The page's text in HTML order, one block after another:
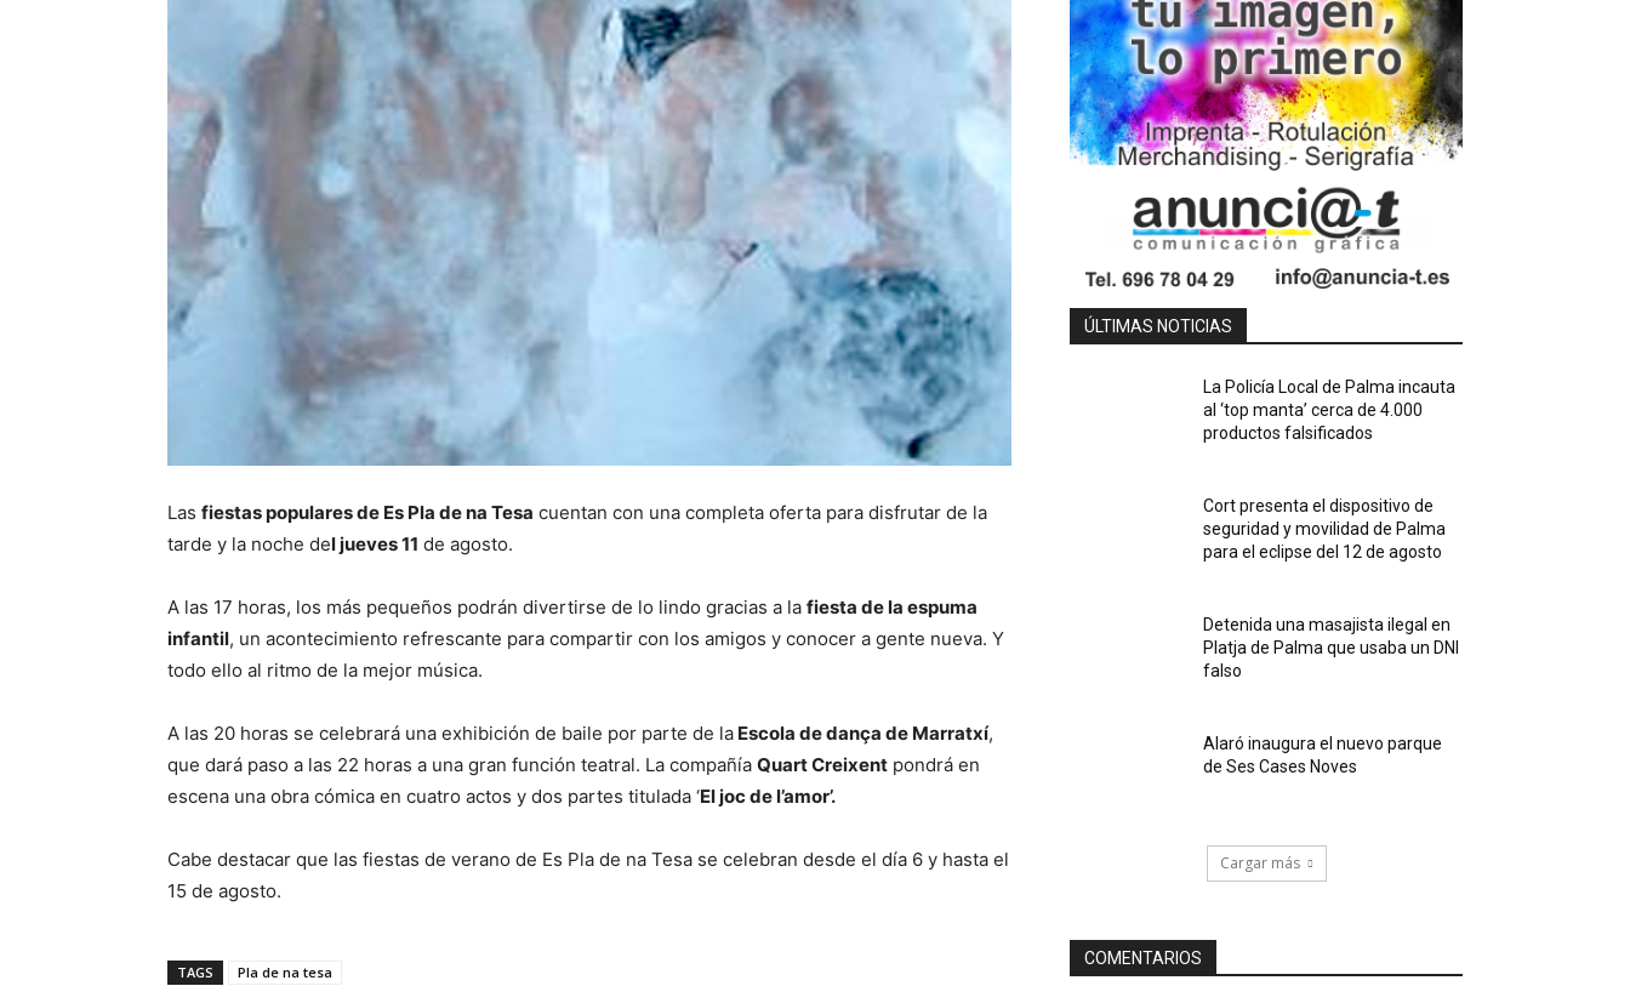
Las fiestas populares de Es Pla de na Tesa cuentan con una completa oferta para disfrutar de la
tarde y la noche del jueves 11 de agosto.
A las 17 horas, los más pequeños podrán divertirse de lo lindo gracias a la fiesta de la espuma
infantil, un acontecimiento refrescante para compartir con los amigos y conocer a gente nueva. Y
todo ello al ritmo de la mejor música.
A las 20 horas se celebrará una exhibición de baile por parte de la Escola de dança de Marratxí,
que dará paso a las 22 horas a una gran función teatral. La compañía Quart Creixent pondrá en
escena una obra cómica en cuatro actos y dos partes titulada ‘El joc de l’amor’.
Cabe destacar que las fiestas de verano de Es Pla de na Tesa se celebran desde el día 6 y hasta el
15 de agosto.
TAGS Pla de na tesa
ÚLTIMAS NOTICIAS
La Policía Local de Palma incauta
al ‘top manta’ cerca de 4.000
productos falsificados
Cort presenta el dispositivo de
seguridad y movilidad de Palma
para el eclipse del 12 de agosto
Detenida una masajista ilegal en
Platja de Palma que usaba un DNI
falso
Alaró inaugura el nuevo parque
de Ses Cases Noves
Cargar más
COMENTARIOS